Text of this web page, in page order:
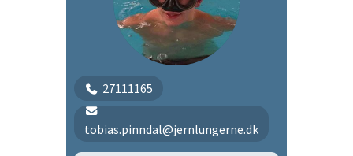
27111165
tobias.pinndal@jernlungerne.dk